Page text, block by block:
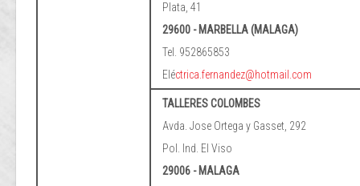
Plata, 41
29600 - MARBELLA (MALAGA)
Tel. 952865853
Eléctrica.fernandez@hotmail.com
TALLERES COLOMBES
Avda. Jose Ortega y Gasset, 292
Pol. Ind. El Viso
29006 - MALAGA